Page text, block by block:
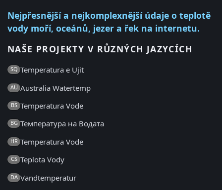
Nejpřesnější a nejkomplexnější údaje o teplotě
vody moří, oceánů, jezer a řek na internetu.
NAŠE PROJEKTY V RŮZNÝCH JAZYCÍCH
SQ Temperatura e Ujit
AU Australia Watertemp
BS Temperatura Vode
BG Температура на Водата
HR Temperatura Vode
CS Teplota Vody
DA Vandtemperatur